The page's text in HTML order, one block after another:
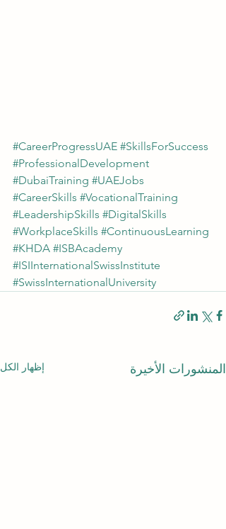
#CareerProgressUAE #SkillsForSuccess
#ProfessionalDevelopment
#DubaiTraining #UAEJobs
#CareerSkills #VocationalTraining
#LeadershipSkills #DigitalSkills
#WorkplaceSkills #ContinuousLearning
#KHDA #ISBAcademy
#ISIInternationalSwissInstitute
#SwissInternationalUniversity
المنشورات الأخيرة إظهار الكل